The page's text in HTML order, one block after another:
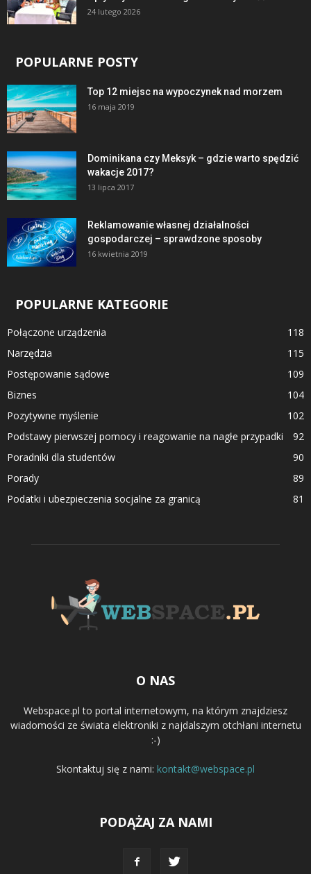
24 lutego 2026
POPULARNE POSTY
Top 12 miejsc na wypoczynek nad morzem
16 maja 2019
Dominikana czy Meksyk – gdzie warto spędzić
wakacje 2017?
13 lipca 2017
Reklamowanie własnej działalności
gospodarczej – sprawdzone sposoby
16 kwietnia 2019
POPULARNE KATEGORIE
Połączone urządzenia
118
Narzędzia
115
Postępowanie sądowe
109
Biznes
104
Pozytywne myślenie
102
Podstawy pierwszej pomocy i reagowanie na nagłe przypadki
92
Poradniki dla studentów
90
Porady
89
Podatki i ubezpieczenia socjalne za granicą
81
O NAS
Webspace.pl to portal internetowym, na którym znajdziesz
wiadomości ze świata elektroniki z najdalszym otchłani internetu
:-)
Skontaktuj się z nami: kontakt@webspace.pl
PODĄŻAJ ZA NAMI